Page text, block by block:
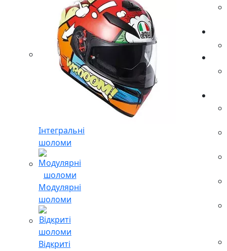
Інтегральні
шоломи
Модулярні
шоломи
Відкриті